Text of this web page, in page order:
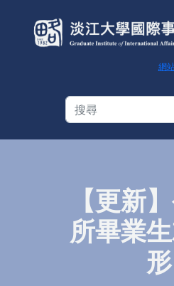
網
【更新
所畢業
形